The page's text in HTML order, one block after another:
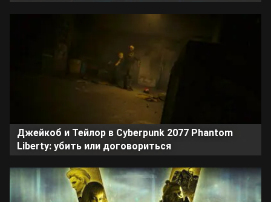
Джейкоб и Тейлор в Cyberpunk 2077 Phantom
Liberty: убить или договориться